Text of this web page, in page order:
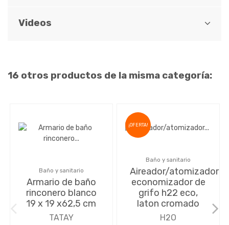
Videos
16 otros productos de la misma categoría:
Baño y sanitario
Armario de baño
rinconero blanco
19 x 19 x62,5 cm
TATAY
¡OFERTA!
Baño y sanitario
Aireador/atomizador
economizador de
grifo h22 eco,
laton cromado
H2O